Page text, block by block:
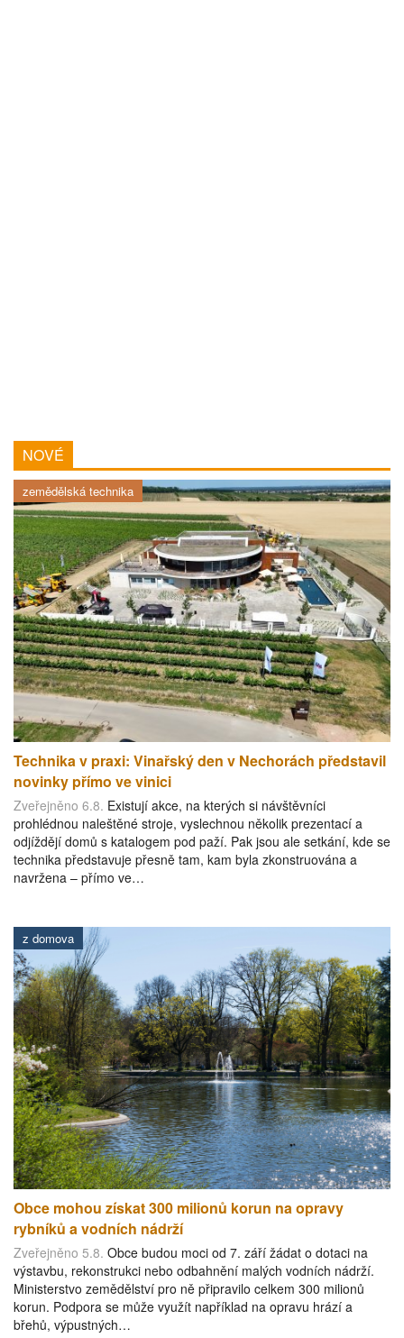
NOVÉ
zemědělská technika
Technika v praxi: Vinařský den v Nechorách představil
novinky přímo ve vinici
Zveřejněno 6.8. Existují akce, na kterých si návštěvníci
prohlédnou naleštěné stroje, vyslechnou několik prezentací a
odjíždějí domů s katalogem pod paží. Pak jsou ale setkání, kde se
technika představuje přesně tam, kam byla zkonstruována a
navržena – přímo ve…
z domova
Obce mohou získat 300 milionů korun na opravy
rybníků a vodních nádrží
Zveřejněno 5.8. Obce budou moci od 7. září žádat o dotaci na
výstavbu, rekonstrukci nebo odbahnění malých vodních nádrží.
Ministerstvo zemědělství pro ně připravilo celkem 300 milionů
korun. Podpora se může využít například na opravu hrází a
břehů, výpustných…